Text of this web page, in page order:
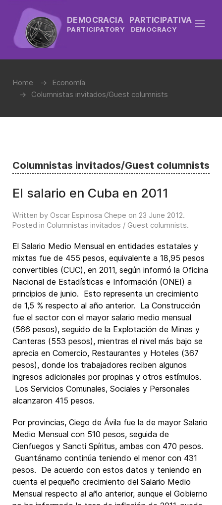
DEMOCRACIA PARTICIPATIVA
PARTICIPATORY DEMOCRACY
Home
Economía
Columnistas invitados/Guest columnists
Columnistas invitados/Guest columnists
El salario en Cuba en 2011
Written by Oscar Espinosa Chepe on 23 June 2012.
Posted in Columnistas invitados / Guest columnists.
El Salario Medio Mensual en entidades estatales y
mixtas fue de 455 pesos, equivalente a 18,95 pesos
convertibles (CUC), en 2011, según informó la Oficina
Nacional de Estadísticas e Información (ONEI) a
principios de junio. Esto representa un crecimiento
de 1,5 % respecto al año anterior. La Construcción
fue el sector con el mayor salario medio mensual
(566 pesos), seguido de la Explotación de Minas y
Canteras (553 pesos), mientras el nivel más bajo se
aprecia en Comercio, Restaurantes y Hoteles (367
pesos), donde los trabajadores reciben algunos
ingresos adicionales por propinas y otros estímulos.
Los Servicios Comunales, Sociales y Personales
alcanzaron 415 pesos.
Por provincias, Ciego de Ávila fue la de mayor Salario
Medio Mensual con 510 pesos, seguida de
Cienfuegos y Sancti Spíritus, ambas con 470 pesos.
Guantánamo continúa teniendo el menor con 431
pesos. De acuerdo con estos datos y teniendo en
cuenta el pequeño crecimiento del Salario Medio
Mensual respecto al año anterior, aunque el Gobierno